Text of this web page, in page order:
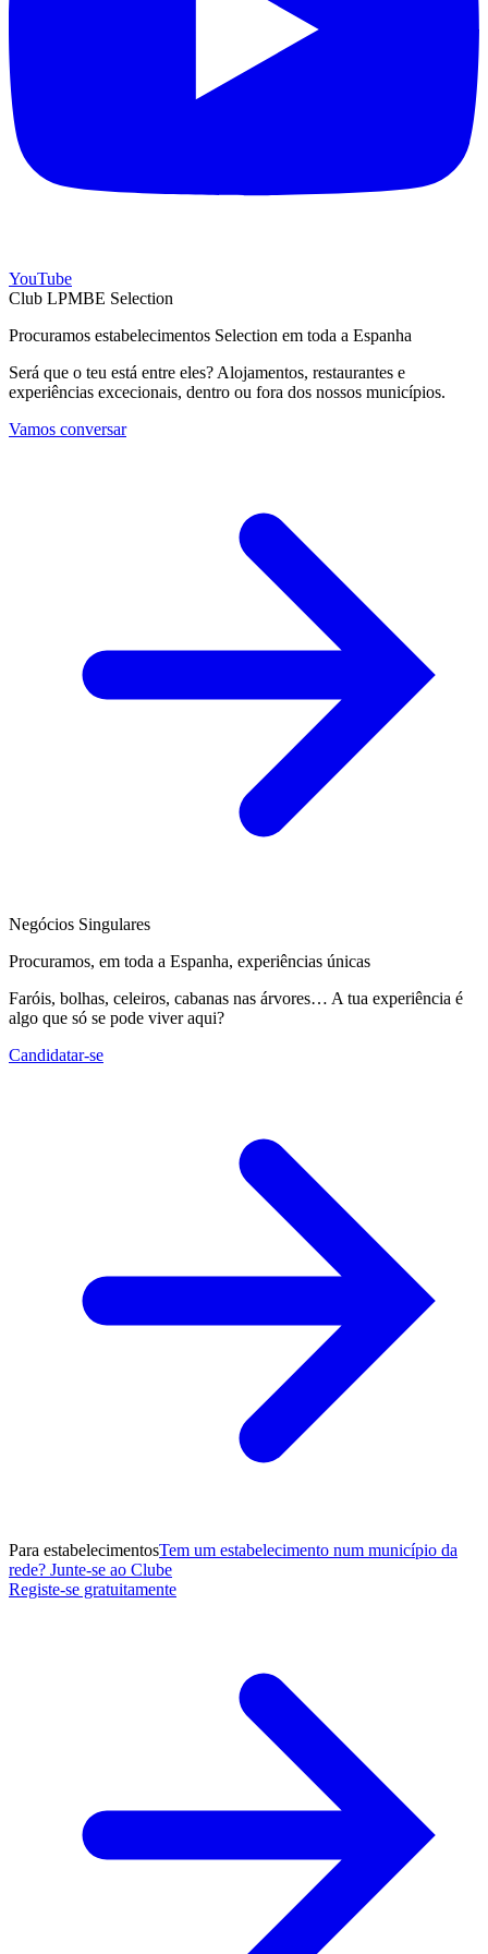
YouTube
Club LPMBE Selection
Procuramos estabelecimentos Selection em toda a Espanha
Será que o teu está entre eles? Alojamentos, restaurantes e
experiências excecionais, dentro ou fora dos nossos municípios.
Vamos conversar
Negócios Singulares
Procuramos, em toda a Espanha, experiências únicas
Faróis, bolhas, celeiros, cabanas nas árvores… A tua experiência é
algo que só se pode viver aqui?
Candidatar-se
Para estabelecimentosTem um estabelecimento num município da
rede? Junte-se ao Clube
Registe-se gratuitamente